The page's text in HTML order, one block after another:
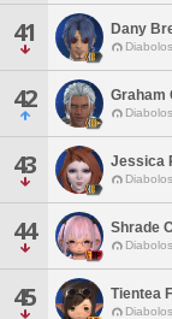
41 Dany
42 Graham
43 Jessica
44 Shrade
45 Tientea